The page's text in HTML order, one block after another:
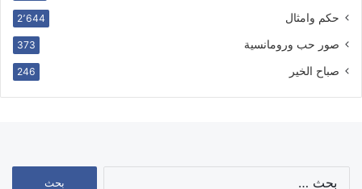
حكم وامثال 2٬644
صور حب ورومانسية 373
صباح الخير 246